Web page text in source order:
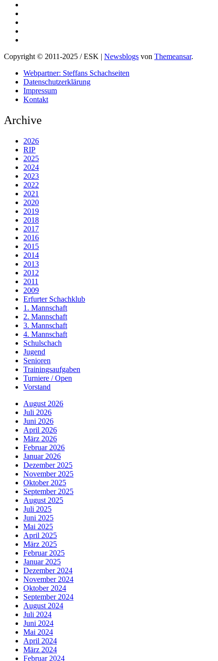
Copyright © 2011-2025 / ESK | Newsblogs von Themeansar.
Webpartner: Steffans Schachseiten
Datenschutzerklärung
Impressum
Kontakt
Archive
2026
RIP
2025
2024
2023
2022
2021
2020
2019
2018
2017
2016
2015
2014
2013
2012
2011
2009
Erfurter Schachklub
1. Mannschaft
2. Mannschaft
3. Mannschaft
4. Mannschaft
Schulschach
Jugend
Senioren
Trainingsaufgaben
Turniere / Open
Vorstand
August 2026
Juli 2026
Juni 2026
April 2026
März 2026
Februar 2026
Januar 2026
Dezember 2025
November 2025
Oktober 2025
September 2025
August 2025
Juli 2025
Juni 2025
Mai 2025
April 2025
März 2025
Februar 2025
Januar 2025
Dezember 2024
November 2024
Oktober 2024
September 2024
August 2024
Juli 2024
Juni 2024
Mai 2024
April 2024
März 2024
Februar 2024